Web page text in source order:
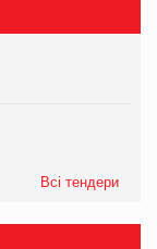
Всі тендери